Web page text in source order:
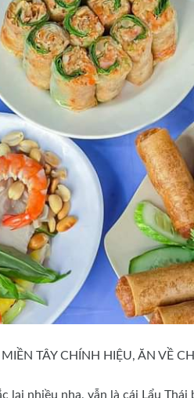
TÂY CHÍNH HIỆU, ĂN VỀ
lại nhiều nha, vẫn là cái Lẩu